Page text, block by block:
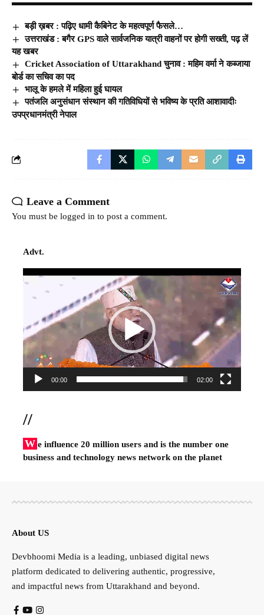
बड़ी ख़बर : पढ़िए धामी कैबिनेट के महत्वपूर्ण फैसले…
उत्तराखंड : बगैर GPS वाले सार्वजनिक यात्री वाहनों पर होगी सख्ती, पढ़ लें
यह खबर
Cricket Association of Uttarakhand चुनाव : महिम वर्मा ने कब्जाया
बोर्ड का सचिव का पद
भालू के हमले में महिला हुई घायल
पतंजलि अनुसंधान संस्थान की गतिविधियों से भविष्य के प्रति आशावादीः
उपप्रधानमंत्री नेपाल
Leave a Comment
You must be logged in to post a comment.
Advt.
Video
00:00 02:00
//
W e influence 20 million users and is the number one
business and technology news network on the planet
About US
Devbhoomi Media is a leading, unbiased digital news
platform dedicated to delivering authentic, progressive,
and impactful news from Uttarakhand and beyond.